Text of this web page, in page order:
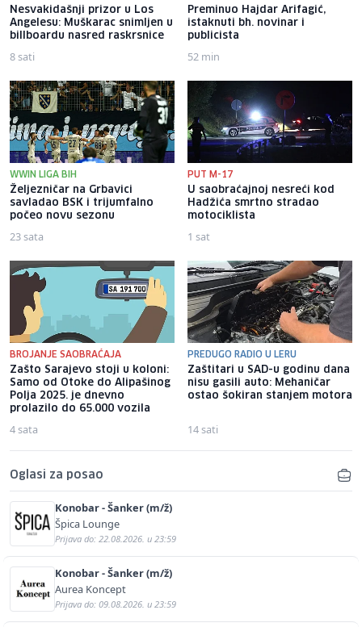
Nesvakidašnji prizor u Los
Angelesu: Muškarac snimljen u
billboardu nasred raskrsnice
8 sati
Preminuo Hajdar Arifagić,
istaknuti bh. novinar i
publicista
52 min
WWIN LIGA BIH
Željezničar na Grbavici
savladao BSK i trijumfalno
počeo novu sezonu
23 sata
PUT M-17
U saobraćajnoj nesreći kod
Hadžića smrtno stradao
motociklista
1 sat
BROJANJE SAOBRAĆAJA
Zašto Sarajevo stoji u koloni:
Samo od Otoke do Alipašinog
Polja 2025. je dnevno
prolazilo do 65.000 vozila
4 sata
PREDUGO RADIO U LERU
Zaštitari u SAD-u godinu dana
nisu gasili auto: Mehaničar
ostao šokiran stanjem motora
14 sati
Oglasi za posao
Konobar - Šanker (m/ž)
Špica Lounge
Prijava do: 22.08.2026. u 23:59
Konobar - Šanker (m/ž)
Aurea Koncept
Prijava do: 09.08.2026. u 23:59